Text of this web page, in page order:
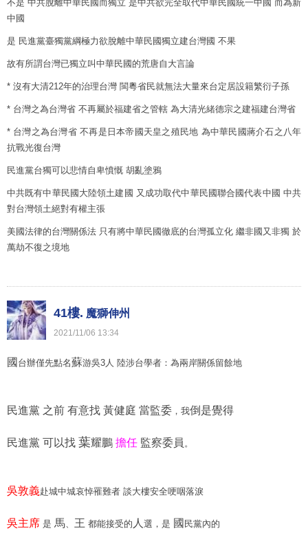
不是 中共脫離中華民國而獨立 是中共欲完全取代中華民國統一中國 而為新
中國
是 民進黨臺獨黨綱極力欲脫離中華民國獨立建台灣國 不果
故有所謂台灣已獨立叫中華民國的荒唐自大言論
* 沒有大清212年的治理台灣 閩粵省民就無法大量來台定居設籍繁衍子孫
* 台灣之為台灣省 不再屬於福建省之管轄 為大清光緒德宗之建福建台灣省
* 台灣之為台灣省 不再是日本帝國天皇之殖民地 為中華民國蔣介石之八年
抗戰光復台灣
民進黨台獨可以悲情自卑憤慨 胡亂塗鴉
中共既有中華民國大陸領土建國 又成功取代中華民國聯合國代表中國 中共
對台灣領土絕對有權主張
美國法律的台灣關係法 只有將中華民國徹底的台灣孤立化 繼非國又非獨 於
萬劫不復之境地
41樓. 魔獅伸州
2021/11/06 13:34
國 台辦僅先點名蘇游吳3人 陸涉台學者：為兩岸關係留餘地
民進黨 之前 有意找 黃健庭 當監委 ，我倒是覺得
民進黨 可以找 葉耀鵬 擔任 監察委員 。
吳敦義赴城中城哀悼罹難者 談大樓安全哽咽落淚
吳主席 是 馬、 王 都能接受的 人 選，是 國 民黨內的